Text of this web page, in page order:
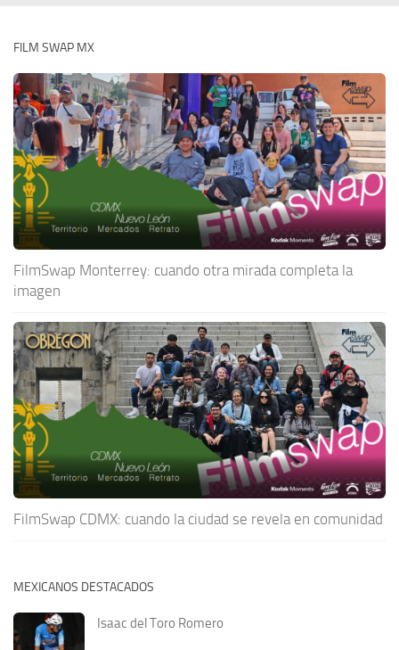
FILM SWAP MX
FilmSwap Monterrey: cuando otra mirada completa la
imagen
FilmSwap CDMX: cuando la ciudad se revela en comunidad
MEXICANOS DESTACADOS
Isaac del Toro Romero